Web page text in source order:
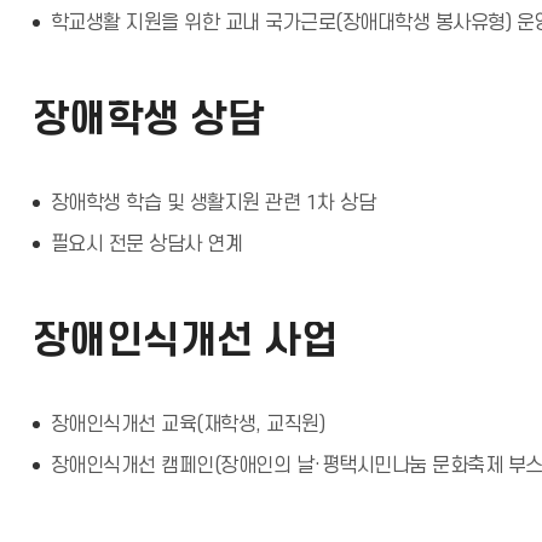
학교생활 지원을 위한 교내 국가근로(장애대학생 봉사유형) 운
장애학생 상담
장애학생 학습 및 생활지원 관련 1차 상담
필요시 전문 상담사 연계
장애인식개선 사업
장애인식개선 교육(재학생, 교직원)
장애인식개선 캠페인(장애인의 날·평택시민나눔 문화축제 부